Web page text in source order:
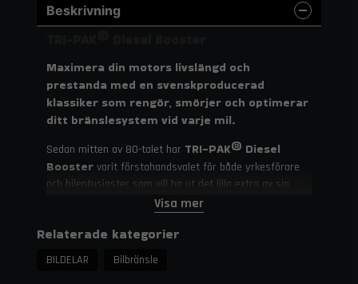
Beskrivning
Maximera din motors livslängd och
prestanda med en svenskproducerad
klassiker som rengör, smörjer och optimerar
ditt bränslesystem vid varje mil.
Sedan mitten av 80-talet har TRI-PAK® Diesel
Booster varit förstahandsvalet för både yrkesförare
och bilentusiaster som vill ha ut det lilla extra av sin
dieselmotor. Denna högkvalitativa
nordiska klimat och våra bränslekvaliteter. Genom att
tillsätta en liten mängd vid varje tankning får du en mer
Visa mer
Relaterade kategorier
BILDELAR Bilbränsle